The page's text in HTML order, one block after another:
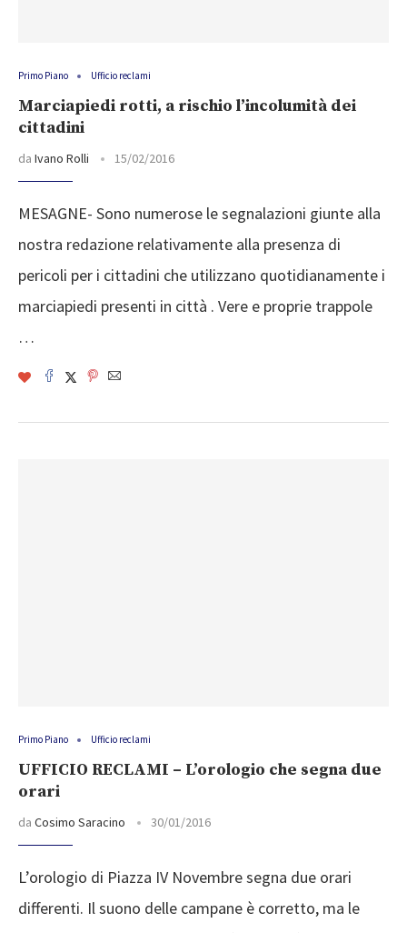
Primo Piano Ufficio reclami
Marciapiedi rotti, a rischio l’incolumità dei
cittadini
da Ivano Rolli 15/02/2016
MESAGNE- Sono numerose le segnalazioni giunte alla
nostra redazione relativamente alla presenza di
pericoli per i cittadini che utilizzano quotidianamente i
marciapiedi presenti in città . Vere e proprie trappole
…
Primo Piano Ufficio reclami
UFFICIO RECLAMI – L’orologio che segna due
orari
da Cosimo Saracino 30/01/2016
L’orologio di Piazza IV Novembre segna due orari
differenti. Il suono delle campane è corretto, ma le